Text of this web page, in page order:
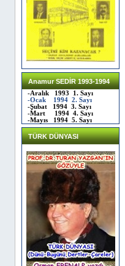
Anamur SEDİR 1993-1994
-Aralık 1993 1. Sayı
-Ocak 1994 2. Sayı
-Şubat 1994 3. Sayı
-Mart 1994 4. Sayı
-Mayıs 1994 5. Sayı
TÜRK DÜNYASI